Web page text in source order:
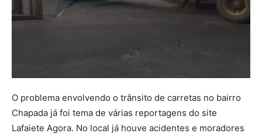
O problema envolvendo o trânsito de carretas no bairro
Chapada já foi tema de várias reportagens do site
Lafaiete Agora. No local já houve acidentes e moradores